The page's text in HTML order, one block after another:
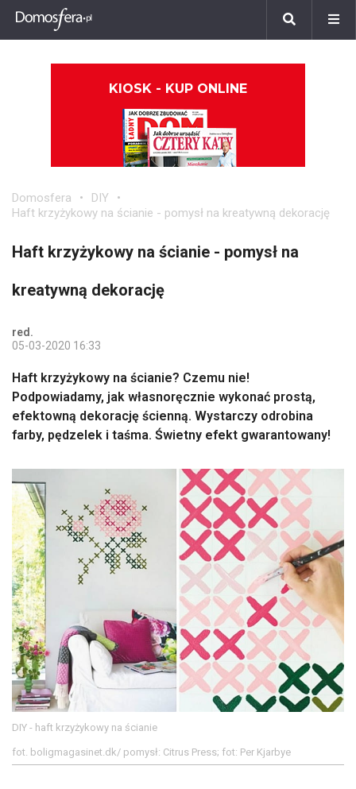
KIOSK - KUP ONLINE
Domosfera
DIY
Haft krzyżykowy na ścianie - pomysł na kreatywną dekorację
Haft krzyżykowy na ścianie - pomysł na
kreatywną dekorację
red.
05-03-2020 16:33
Haft krzyżykowy na ścianie? Czemu nie!
Podpowiadamy, jak własnoręcznie wykonać prostą,
efektowną dekorację ścienną. Wystarczy odrobina
farby, pędzelek i taśma. Świetny efekt gwarantowany!
DIY - haft krzyżykowy na ścianie
fot. boligmagasinet.dk/ pomysł: Citrus Press; fot: Per Kjarbye